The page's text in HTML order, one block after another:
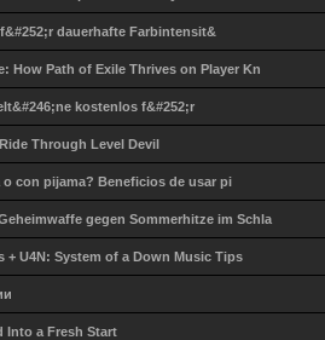
dauerhafte Farbintensit&
How Path of Exile Thrives on Player Kn
kostenlos f&#252;r
Through Level Devil
con pijama? Beneficios de usar pi
gegen Sommerhitze im Schla
+ U4N: System of a Down Music Tips
Into a Fresh Start